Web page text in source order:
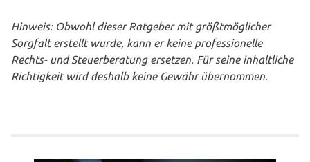
Hinweis: Obwohl dieser Ratgeber mit größt­mög­li­cher
Sorgfalt erstellt wurde, kann er keine pro­fes­sio­nel­le
Rechts- und Steu­er­be­ra­tung ersetzen. Für seine inhalt­li­che
Rich­tig­keit wird deshalb keine Gewähr übernommen.